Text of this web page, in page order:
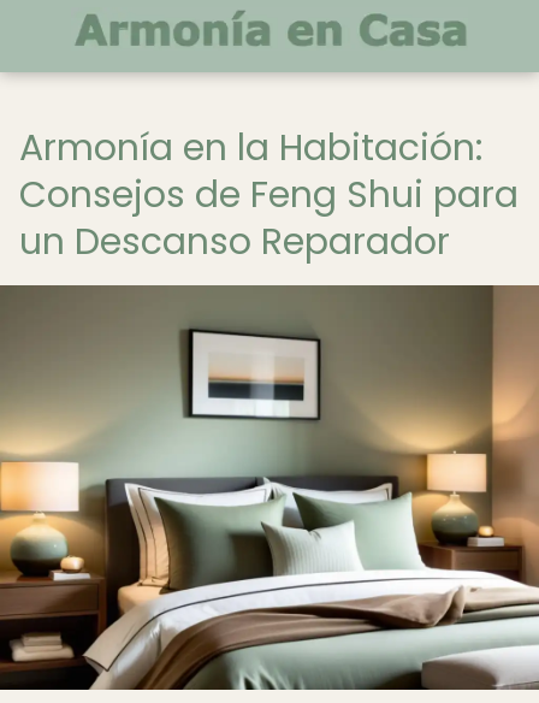
Armonía en la Habitación:
Consejos de Feng Shui para
un Descanso Reparador